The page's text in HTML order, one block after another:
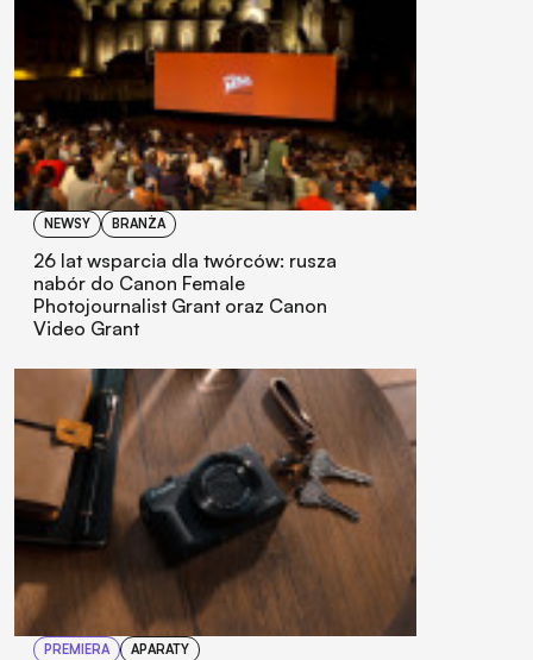
NEWSY BRANŻA
26 lat wsparcia dla twórców: rusza
nabór do Canon Female
Photojournalist Grant oraz Canon
Video Grant
PREMIERA APARATY